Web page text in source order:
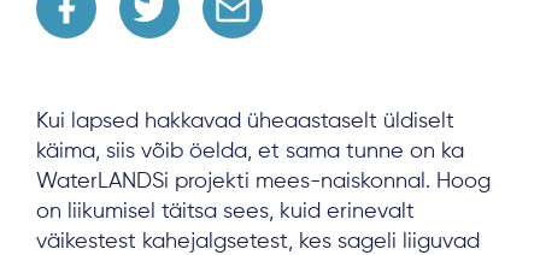
Kui lapsed hakkavad üheaastaselt üldiselt
käima, siis võib öelda, et sama tunne on ka
WaterLANDSi projekti mees-naiskonnal. Hoog
on liikumisel täitsa sees, kuid erinevalt
väikestest kahejalgsetest, kes sageli liiguvad